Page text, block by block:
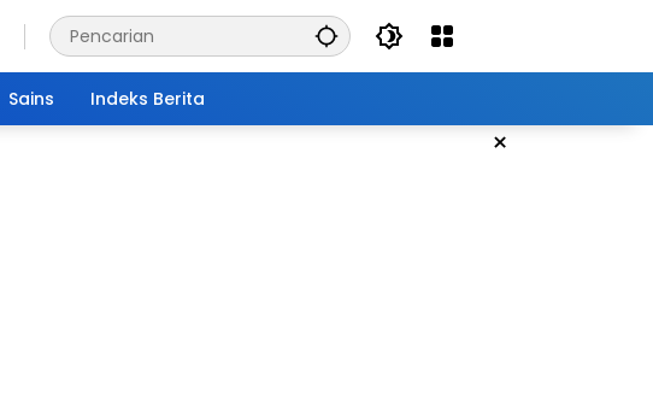
Sains Indeks Berita
×